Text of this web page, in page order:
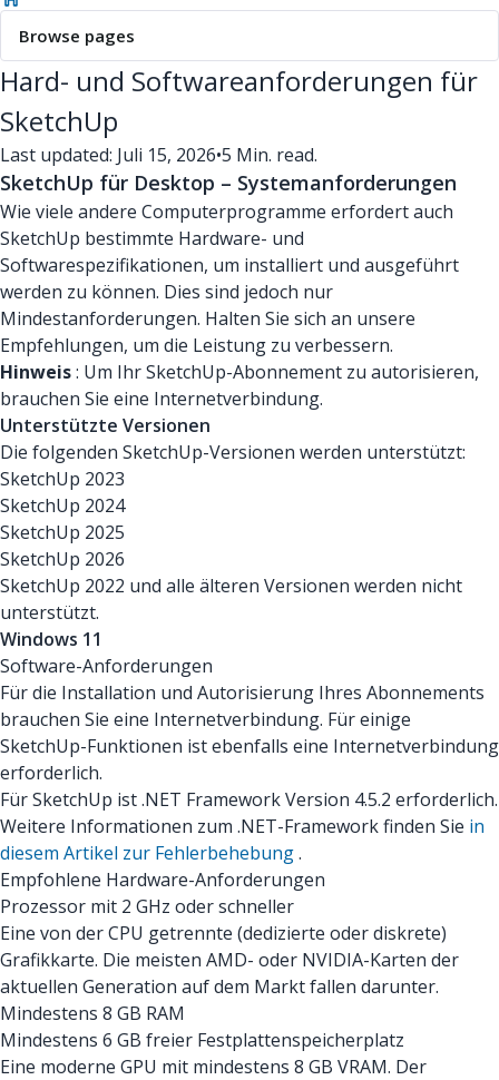
Browse pages
Hard- und Softwareanforderungen für
SketchUp
Last updated: Juli 15, 2026•5 Min. read.
SketchUp für Desktop – Systemanforderungen
Wie viele andere Computerprogramme erfordert auch
SketchUp bestimmte Hardware- und
Softwarespezifikationen, um installiert und ausgeführt
werden zu können. Dies sind jedoch nur
Mindestanforderungen. Halten Sie sich an unsere
Empfehlungen, um die Leistung zu verbessern.
Hinweis: Um Ihr SketchUp-Abonnement zu autorisieren,
brauchen Sie eine Internetverbindung.
Unterstützte Versionen
Die folgenden SketchUp-Versionen werden unterstützt:
SketchUp 2023
SketchUp 2024
SketchUp 2025
SketchUp 2026
SketchUp 2022 und alle älteren Versionen werden nicht
unterstützt.
Windows 11
Software-Anforderungen
Für die Installation und Autorisierung Ihres Abonnements
brauchen Sie eine Internetverbindung. Für einige
SketchUp-Funktionen ist ebenfalls eine Internetverbindung
erforderlich.
Für SketchUp ist .NET Framework Version 4.5.2 erforderlich.
Weitere Informationen zum .NET-Framework finden Sie in
diesem Artikel zur Fehlerbehebung.
Empfohlene Hardware-Anforderungen
Prozessor mit 2 GHz oder schneller
Eine von der CPU getrennte (dedizierte oder diskrete)
Grafikkarte. Die meisten AMD- oder NVIDIA-Karten der
aktuellen Generation auf dem Markt fallen darunter.
Mindestens 8 GB RAM
Mindestens 6 GB freier Festplattenspeicherplatz
Eine moderne GPU mit mindestens 8 GB VRAM. Der